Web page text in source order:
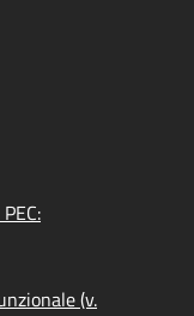
(v.